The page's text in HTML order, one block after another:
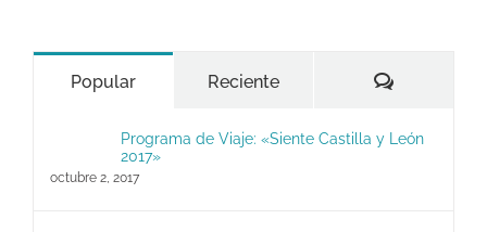
Popular Reciente
Programa de Viaje: «Siente Castilla y León
2017»
octubre 2, 2017